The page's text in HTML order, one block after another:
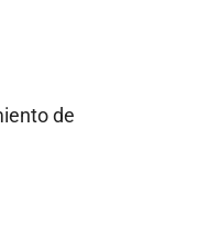
de